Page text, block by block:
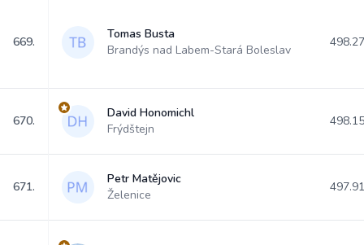
669.
Tomas Busta
Brandýs nad Labem-Stará Boleslav
498.27
670.
David Honomichl
Frýdštejn
498.15
671.
Petr Matějovic
Želenice
497.91